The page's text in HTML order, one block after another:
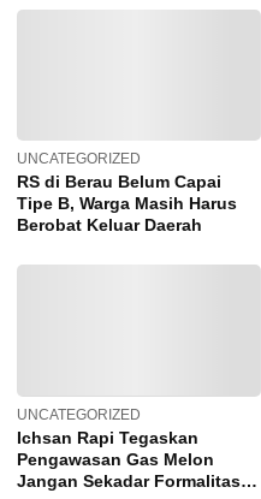
UNCATEGORIZED
RS di Berau Belum Capai
Tipe B, Warga Masih Harus
Berobat Keluar Daerah
UNCATEGORIZED
Ichsan Rapi Tegaskan
Pengawasan Gas Melon
Jangan Sekadar Formalitas